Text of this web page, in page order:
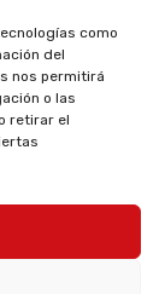
como
del
nos permitirá
o las
retirar el